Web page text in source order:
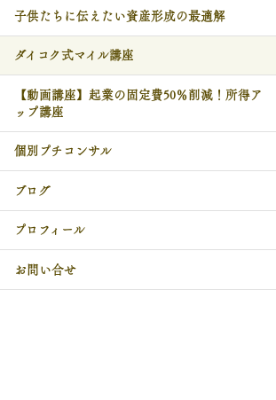
子供たちに伝えたい資産形成の最適解
ダイコク式マイル講座
【動画講座】起業の固定費50％削減！所得ア
ップ講座
個別プチコンサル
ブログ
プロフィール
お問い合せ